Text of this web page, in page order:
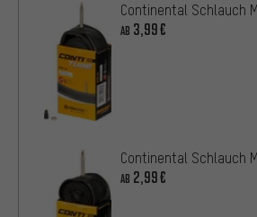
Continental Schlauch
AB 3,99€
Continental Schlauch
AB 2,99€